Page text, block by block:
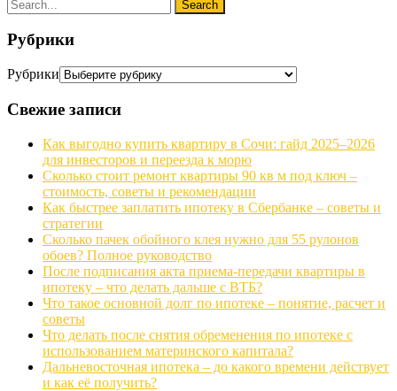
Рубрики
Рубрики
Свежие записи
Как выгодно купить квартиру в Сочи: гайд 2025–2026
для инвесторов и переезда к морю
Сколько стоит ремонт квартиры 90 кв м под ключ –
стоимость, советы и рекомендации
Как быстрее заплатить ипотеку в Сбербанке – советы и
стратегии
Сколько пачек обойного клея нужно для 55 рулонов
обоев? Полное руководство
После подписания акта приема-передачи квартиры в
ипотеку – что делать дальше с ВТБ?
Что такое основной долг по ипотеке – понятие, расчет и
советы
Что делать после снятия обременения по ипотеке с
использованием материнского капитала?
Дальневосточная ипотека – до какого времени действует
и как её получить?